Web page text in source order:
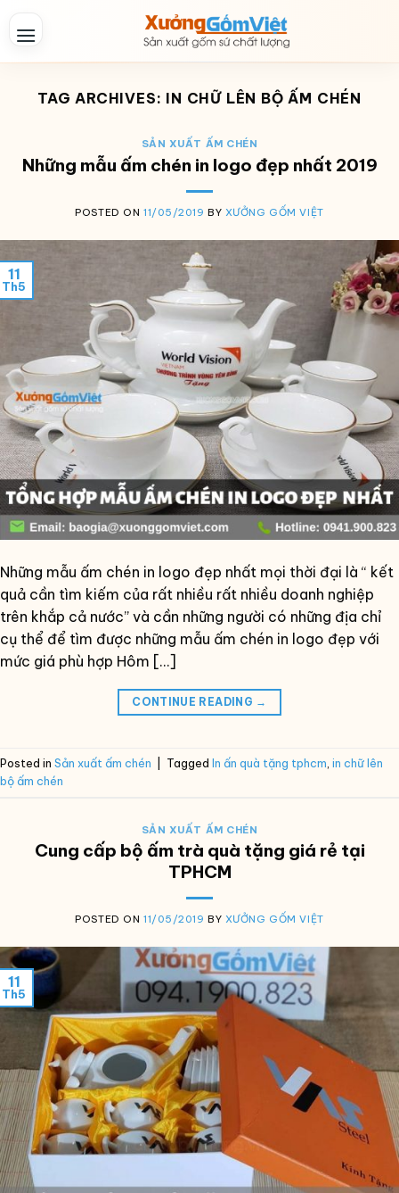
TAG ARCHIVES: IN CHỮ LÊN BỘ ẤM CHÉN
SẢN XUẤT ẤM CHÉN
Những mẫu ấm chén in logo đẹp nhất 2019
POSTED ON 11/05/2019 BY XƯỞNG GỐM VIỆT
11
Th5
Những mẫu ấm chén in logo đẹp nhất mọi thời đại là “ kết
quả cần tìm kiếm của rất nhiều rất nhiều doanh nghiệp
trên khắp cả nước” và cần những người có những địa chỉ
cụ thể để tìm được những mẫu ấm chén in logo đẹp với
mức giá phù hợp Hôm […]
CONTINUE READING →
Posted in Sản xuất ấm chén Tagged In ấn quà tặng tphcm in chữ lên
bộ ấm chén
SẢN XUẤT ẤM CHÉN
Cung cấp bộ ấm trà quà tặng giá rẻ tại
TPHCM
POSTED ON 11/05/2019 BY XƯỞNG GỐM VIỆT
11
Th5